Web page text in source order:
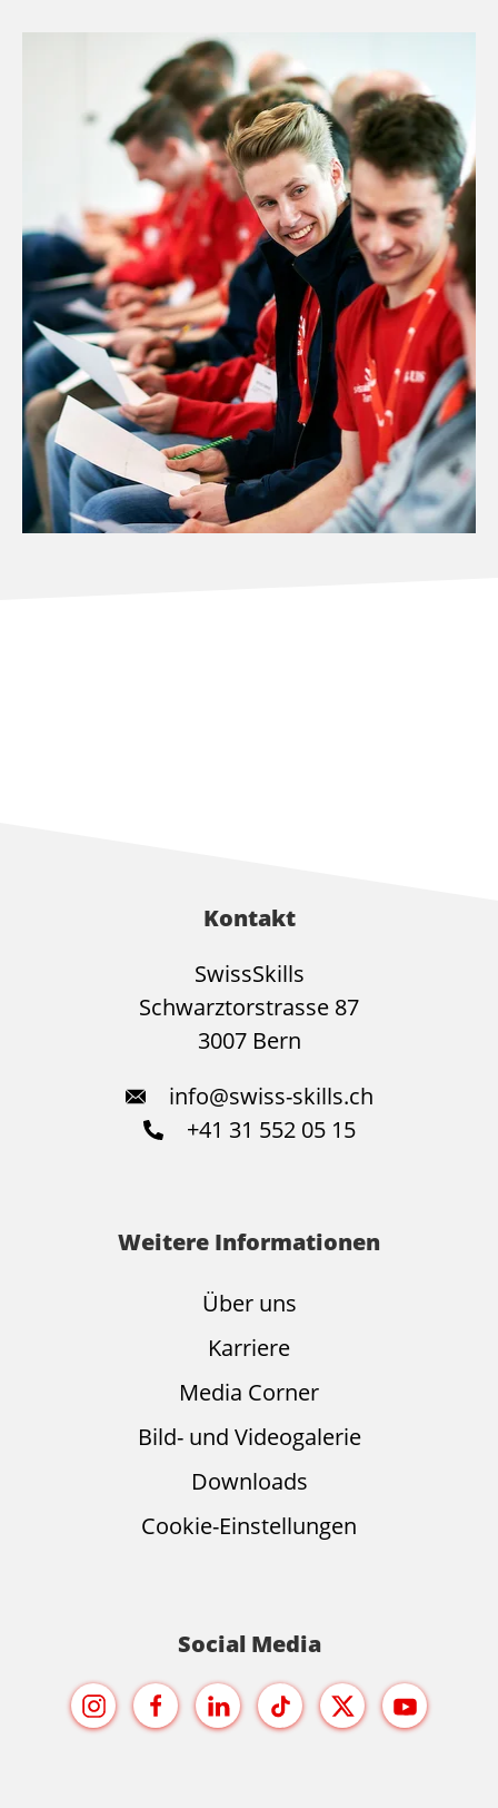
Kontakt
SwissSkills
Schwarztorstrasse 87
3007 Bern
info@swiss-skills.ch
+41 31 552 05 15
Weitere Informationen
Über uns
Karriere
Media Corner
Bild- und Videogalerie
Downloads
Cookie-Einstellungen
Social Media